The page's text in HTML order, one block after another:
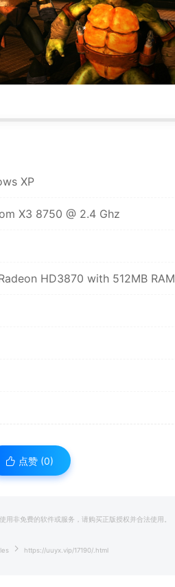
XP
X3 8750 @ 2.4 Ghz
HD3870 with 512MB RAM
点赞 (0)
非免费的软件或服务，请购买正版授权并合法使用。
https://uuyx.vip/17190/.html
*